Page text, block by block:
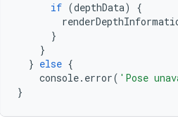
if (depthData)
{
}
}
} else {
console. error( 'Pose
}